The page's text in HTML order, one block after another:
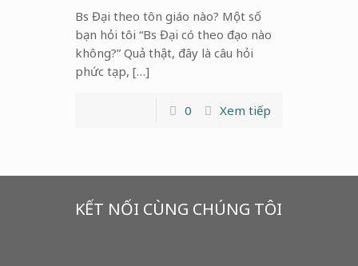
Bs Đại theo tôn giáo nào? Một số
bạn hỏi tôi “Bs Đại có theo đạo nào
không?” Quả thật, đây là câu hỏi
phức tạp, […]
0 Xem tiếp
KẾT NỐI CÙNG CHÚNG TÔI